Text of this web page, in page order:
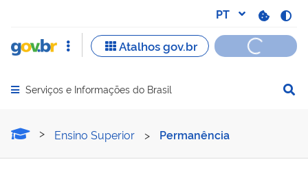
Abrir menu principal de navegação
Serviços e Informações do Brasil
Obter Assistência
Ensino Superior > Permanência